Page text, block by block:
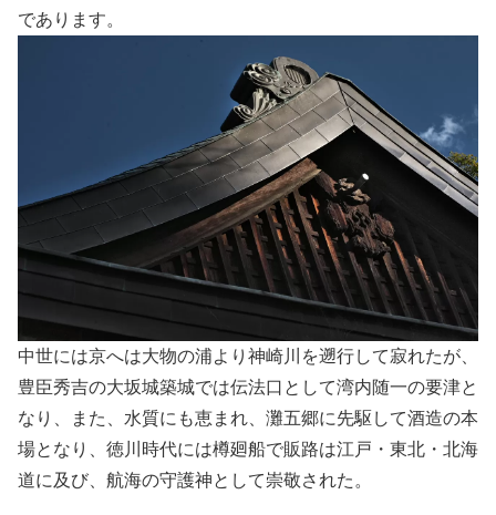
であります。
中世には京へは大物の浦より神崎川を遡行して寂れたが、
豊臣秀吉の大坂城築城では伝法口として湾内随一の要津と
なり、また、水質にも恵まれ、灘五郷に先駆して酒造の本
場となり、徳川時代には樽廻船で販路は江戸・東北・北海
道に及び、航海の守護神として崇敬された。